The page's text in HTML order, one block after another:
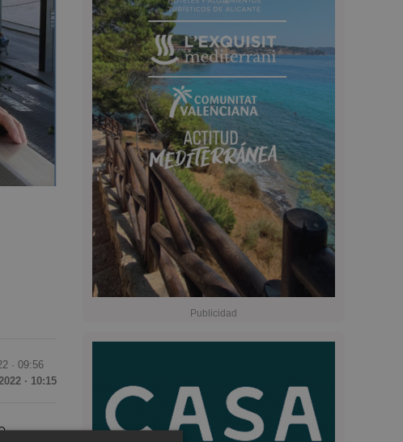
· 09:56
· 10:15